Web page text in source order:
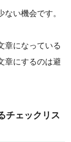
い機会です。
章になっている
章にするのは避
チェックリス